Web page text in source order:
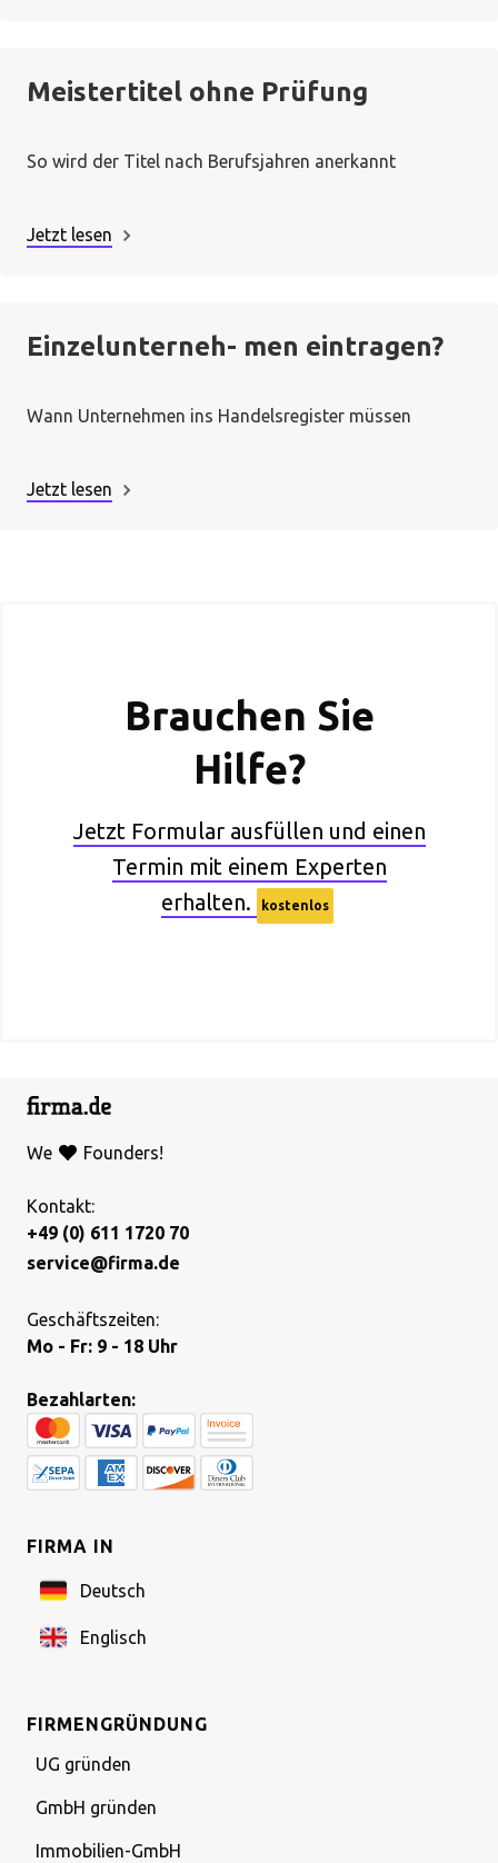
Meistertitel ohne Prüfung
So wird der Titel nach Berufsjahren anerkannt
Jetzt lesen
Einzelunterneh- men eintragen?
Wann Unternehmen ins Handelsregister müssen
Jetzt lesen
Brauchen Sie
Hilfe?
Jetzt Formular ausfüllen und einen
Termin mit einem Experten
erhalten.
kostenlos
We Founders!
Kontakt:
+49 (0) 611 1720 70
service@firma.de
Geschäftszeiten:
Mo - Fr: 9 - 18 Uhr
Bezahlarten:
FIRMA IN
Deutsch
Englisch
FIRMENGRÜNDUNG
UG gründen
GmbH gründen
Immobilien-GmbH